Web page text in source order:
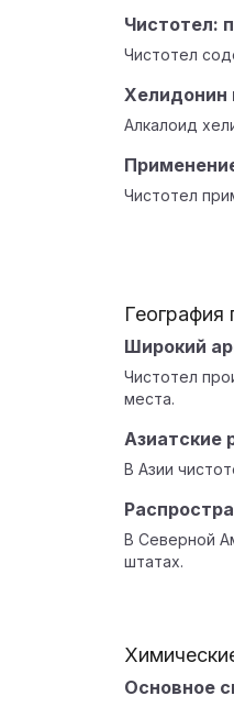
Чистотел:
Чистотел
Хелидонин
Алкалоид
Чистотел
География
Широкий
Чистотел
места.
Азиатские
В Азии
В Северной
штатах.
Основное